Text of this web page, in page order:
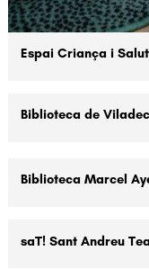
Espai Criança i Salut
Biblioteca de
Biblioteca Marcel
saT! Sant Andreu